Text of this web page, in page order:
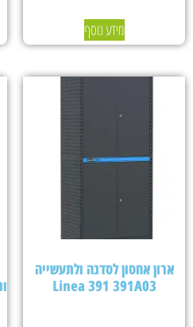
מידע נוסף
ארון אחסון לסדנה ולתעשייה
Linea 391 391A03